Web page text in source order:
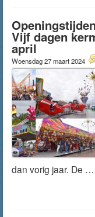
Vijf dagen
april
Woensdag 27 maart 2024
dan vorig jaar. De …